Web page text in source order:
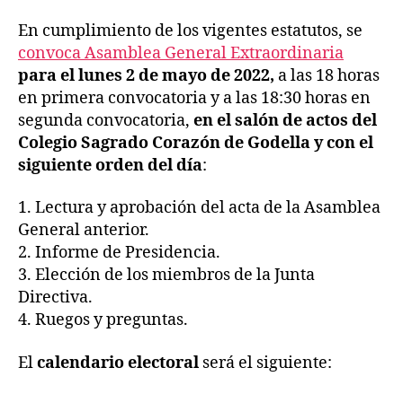
En cumplimiento de los vigentes estatutos, se
convoca Asamblea General Extraordinaria
para el lunes 2 de mayo de 2022, a las 18 horas
en primera convocatoria y a las 18:30 horas en
segunda convocatoria, en el salón de actos del
Colegio Sagrado Corazón de Godella y con el
siguiente orden del día:
1. Lectura y aprobación del acta de la Asamblea
General anterior.
2. Informe de Presidencia.
3. Elección de los miembros de la Junta
Directiva.
4. Ruegos y preguntas.
Elcalendario electoral será el siguiente: